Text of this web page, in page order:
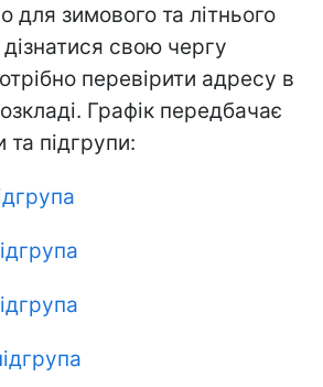
для зимового та літнього
свою чергу
перевірити адресу в
Графік передбачає
та підгрупи: